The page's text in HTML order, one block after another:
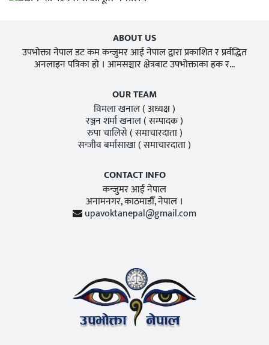
ABOUT US
उपभोक्ता नेपाल डट कम कन्जुमर आई नेपाल द्वारा प्रकाशित र प्रर्वद्धित
अनलाइन पत्रिका हो । आमसञ्चार क्षेत्रबाट उपभोक्ताका हक र...
OUR TEAM
विमला खनाल( अध्यक्ष )
रञ्जन शर्मा खनाल( सम्पादक )
रुपा चालिसे( समाचारदाता )
सन्जीव बर्मासाखा( समाचारदाता )
CONTACT INFO
कन्जुमर आई नेपाल
अनामनगर, काठमाडाैँ, नेपाल ।
upavoktanepal@gmail.com